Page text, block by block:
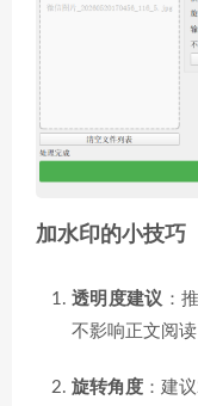
加水印的小技巧
透明度建议 ：
不影响正文阅读
旋转角度 ：建